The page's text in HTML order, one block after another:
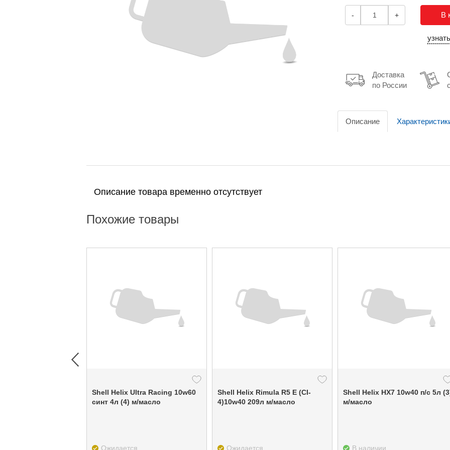
- + В
Доставка
по России
Описание
Описание товара временно отсутствует
Похожие товары
Shell Helix Ultra Racing 10w60
синт 4л (4) м/масло
Ожидается
Shell Helix Rimula R5 E (СI-
4)10w40 209л м/масло
Ожидается
Shell Helix HX7 10w40 п/с 5л
м/масло
В наличии